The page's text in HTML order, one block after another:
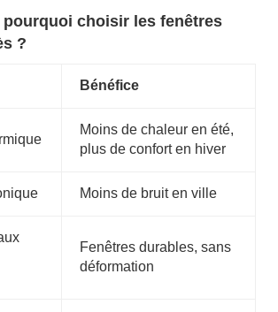
pourquoi choisir les fenêtres
?
Bénéfice
Moins de chaleur en été,
plus de confort en hiver
Moins de bruit en ville
Fenêtres durables, sans
déformation